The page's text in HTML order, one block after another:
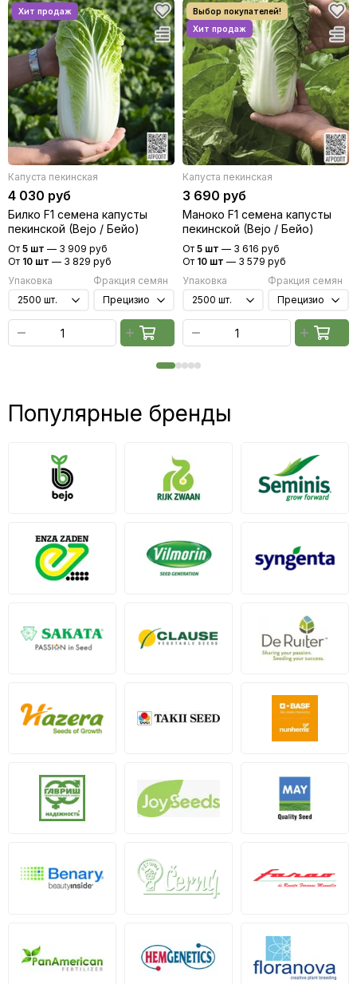
Капуста пекинская
4 030 руб
Билко F1 семена капусты
пекинской (Bejo / Бейо)
От 5 шт — 3 909 руб
От 10 шт — 3 829 руб
Упаковка
Фракция семян
Капуста пекинская
3 690 руб
Маноко F1 семена капусты
пекинской (Bejo / Бейо)
От 5 шт — 3 616 руб
От 10 шт — 3 579 руб
Упаковка
Фракция семян
Популярные бренды